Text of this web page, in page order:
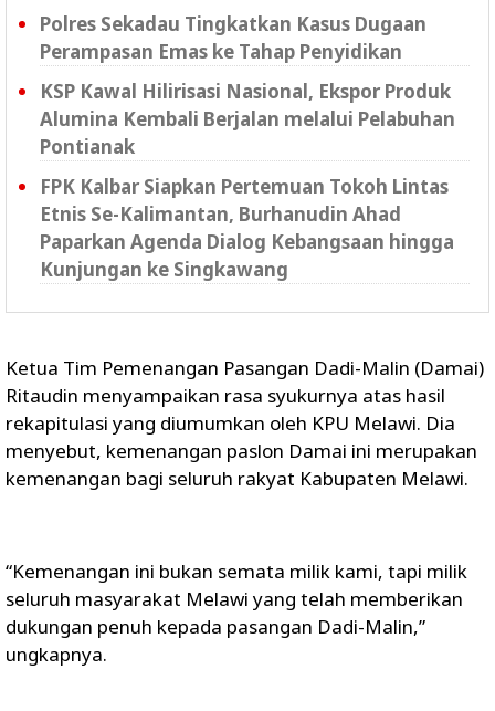
Polres Sekadau Tingkatkan Kasus Dugaan
Perampasan Emas ke Tahap Penyidikan
KSP Kawal Hilirisasi Nasional, Ekspor Produk
Alumina Kembali Berjalan melalui Pelabuhan
Pontianak
FPK Kalbar Siapkan Pertemuan Tokoh Lintas
Etnis Se-Kalimantan, Burhanudin Ahad
Paparkan Agenda Dialog Kebangsaan hingga
Kunjungan ke Singkawang
Ketua Tim Pemenangan Pasangan Dadi-Malin (Damai)
Ritaudin menyampaikan rasa syukurnya atas hasil
rekapitulasi yang diumumkan oleh KPU Melawi. Dia
menyebut, kemenangan paslon Damai ini merupakan
kemenangan bagi seluruh rakyat Kabupaten Melawi.
“Kemenangan ini bukan semata milik kami, tapi milik
seluruh masyarakat Melawi yang telah memberikan
dukungan penuh kepada pasangan Dadi-Malin,”
ungkapnya.